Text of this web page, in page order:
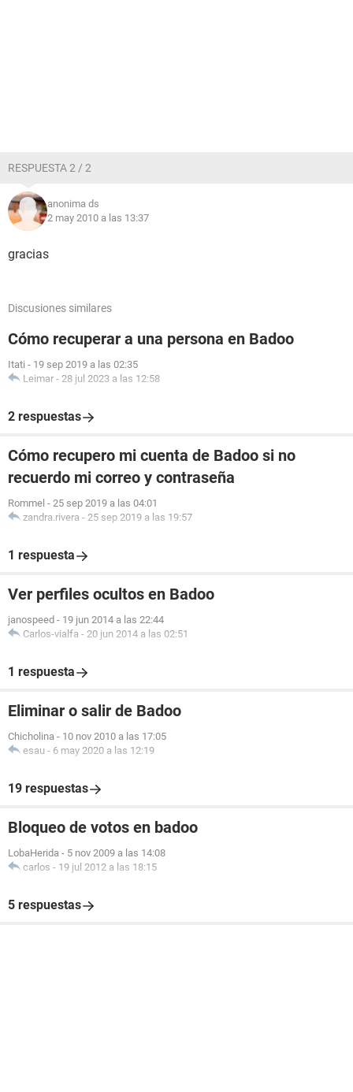
RESPUESTA 2 / 2
anonima ds
2 may 2010 a las 13:37
gracias
Discusiones similares
Cómo recuperar a una persona en Badoo
Itati - 19 sep 2019 a las 02:35
Leimar - 28 jul 2023 a las 12:58
2 respuestas
Cómo recupero mi cuenta de Badoo si no
recuerdo mi correo y contraseña
Rommel - 25 sep 2019 a las 04:01
zandra.rivera - 25 sep 2019 a las 19:57
1 respuesta
Ver perfiles ocultos en Badoo
janospeed - 19 jun 2014 a las 22:44
Carlos-vialfa - 20 jun 2014 a las 02:51
1 respuesta
Eliminar o salir de Badoo
Chicholina - 10 nov 2010 a las 17:05
esau - 6 may 2020 a las 12:19
19 respuestas
Bloqueo de votos en badoo
LobaHerida - 5 nov 2009 a las 14:08
carlos - 19 jul 2012 a las 18:15
5 respuestas